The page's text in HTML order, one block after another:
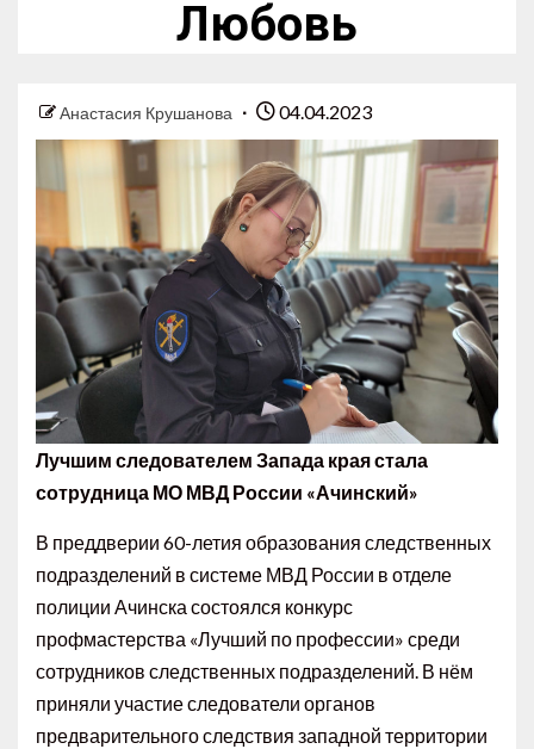
Любовь
Анастасия Крушанова 04.04.2023
Лучшим следователем Запада края стала
сотрудница МО МВД России «Ачинский»
В преддверии 60-летия образования следственных
подразделений в системе МВД России в отделе
полиции Ачинска состоялся конкурс
профмастерства «Лучший по профессии» среди
сотрудников следственных подразделений. В нём
приняли участие следователи органов
предварительного следствия западной территории